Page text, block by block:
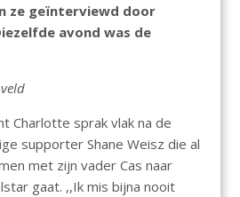
ze geïnterviewd door
avond was de
Charlotte sprak vlak na de
supporter Shane Weisz die al
met zijn vader Cas naar
gaat. ,,Ik mis bijna nooit